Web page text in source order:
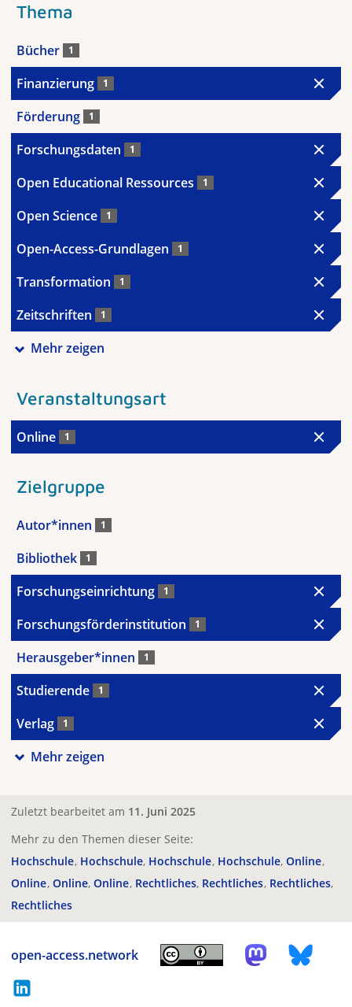
Thema
Bücher 1
Finanzierung 1
Förderung 1
Forschungsdaten 1
Open Educational Ressources 1
Open Science 1
Open-Access-Grundlagen 1
Transformation 1
Zeitschriften 1
Mehr zeigen
Veranstaltungsart
Online 1
Zielgruppe
Autor*innen 1
Bibliothek 1
Forschungseinrichtung 1
Forschungsförderinstitution 1
Herausgeber*innen 1
Studierende 1
Verlag 1
Mehr zeigen
Zuletzt bearbeitet am 11. Juni 2025
Mehr zu den Themen dieser Seite:
Hochschule Hochschule Hochschule Hochschule Online
Online Online Online Rechtliches Rechtliches Rechtliches
Rechtliches
open-access.network